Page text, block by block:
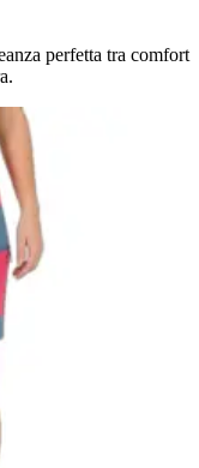
perfetta tra comfort